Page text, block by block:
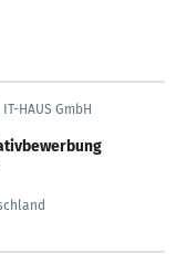
IT-HAUS GmbH